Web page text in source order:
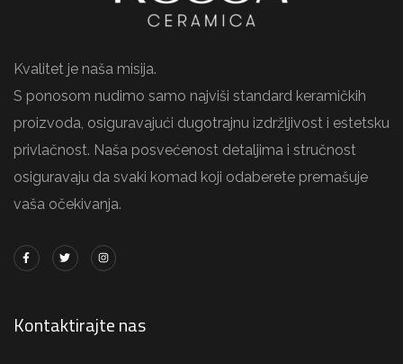
Kvalitet je naša misija.
S ponosom nudimo samo najviši standard keramičkih
proizvoda, osiguravajući dugotrajnu izdržljivost i estetsku
privlačnost. Naša posvećenost detaljima i stručnost
osiguravaju da svaki komad koji odaberete premašuje
vaša očekivanja.
Kontaktirajte nas